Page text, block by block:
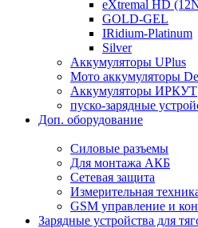
eXtremal HD
GOLD-GEL
IRidium-Platinum
Silver
Аккумуляторы UPlus
Мото аккумуляторы
Аккумуляторы ИРКУТ
пуско-зарядные
Доп. оборудование
Силовые разъемы
Для монтажа АКБ
Сетевая защита
Измерительная
GSM управление и
Зарядные устройства для